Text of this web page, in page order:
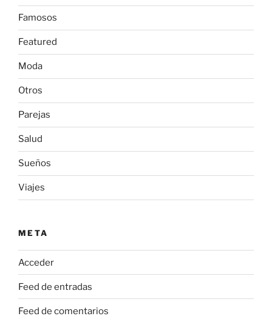
Famosos
Featured
Moda
Otros
Parejas
Salud
Sueños
Viajes
META
Acceder
Feed de entradas
Feed de comentarios